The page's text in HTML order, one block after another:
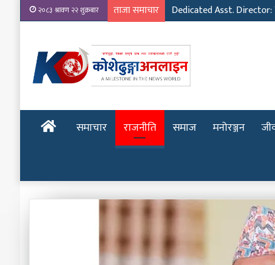
२०८३ श्रावण २२ शुक्रबार ताजा समाचार Dedicated Asst. Director:
होमपेजसमाचार राजनीति समाज मनोरञ्जन